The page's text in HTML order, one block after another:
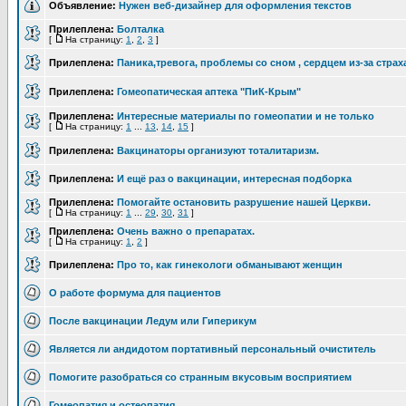
Объявление: Нужен веб-дизайнер для оформления текстов
Прилеплена: Болталка
[ На страницу: 1 2 3 ]
Прилеплена: Паника,тревога, проблемы со сном , сердцем из-за
Прилеплена: Гомеопатическая аптека "ПиК-Крым"
Прилеплена: Интересные материалы по гомеопатии и не только
[ На страницу: 1 13 14 15 ]
Прилеплена: Вакцинаторы организуют тоталитаризм.
Прилеплена: И ещё раз о вакцинации, интересная подборка
Прилеплена: Помогайте остановить разрушение нашей Церкви.
[ На страницу: 1 29 30 31 ]
Прилеплена: Очень важно о препаратах.
[ На страницу: 1 2 ]
Прилеплена: Про то, как гинекологи обманывают женщин
О работе формума для пациентов
После вакцинации Ледум или Гиперикум
Является ли андидотом портативный персональный очиститель
Помогите разобраться со странным вкусовым восприятием